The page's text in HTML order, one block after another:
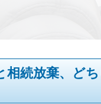
相続放棄、ど